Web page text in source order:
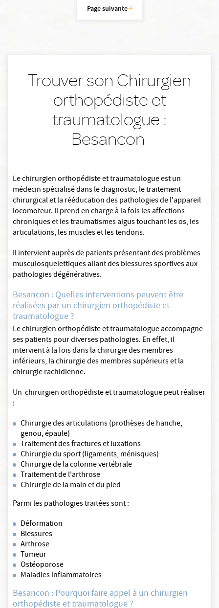
Page suivante
Trouver son Chirurgien
orthopédiste et
traumatologue :
Besancon
Le chirurgien orthopédiste et traumatologue est un
médecin spécialisé dans le diagnostic, le traitement
chirurgical et la rééducation des pathologies de l'appareil
locomoteur. Il prend en charge à la fois les affections
chroniques et les traumatismes aigus touchant les os, les
articulations, les muscles et les tendons.
Il intervient auprès de patients présentant des problèmes
musculosquelettiques allant des blessures sportives aux
pathologies dégénératives.
Besancon : Quelles interventions peuvent être
réalisées par un chirurgien orthopédiste et
traumatologue ?
Le chirurgien orthopédiste et traumatologue accompagne
ses patients pour diverses pathologies. En effet, il
intervient à la fois dans la chirurgie des membres
inférieurs, la chirurgie des membres supérieurs et la
chirurgie rachidienne.
Un chirurgien orthopédiste et traumatologue peut réaliser
:
Chirurgie des articulations (prothèses de hanche,
genou, épaule)
Traitement des fractures et luxations
Chirurgie du sport (ligaments, ménisques)
Chirurgie de la colonne vertébrale
Traitement de l'arthrose
Chirurgie de la main et du pied
Parmi les pathologies traitées sont :
Déformation
Blessures
Arthrose
Tumeur
Ostéoporose
Maladies inflammatoires
Besancon : Pourquoi faire appel à un chirurgien
orthopédiste et traumatologue ?